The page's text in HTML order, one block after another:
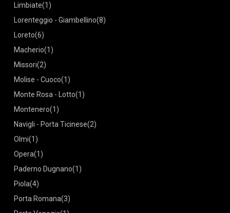
Limbiate(1)
Lorenteggio - Giambellino(8)
Loreto(6)
Macherio(1)
Missori(2)
Molise - Cuoco(1)
Monte Rosa - Lotto(1)
Montenero(1)
Navigli - Porta Ticinese(2)
Olmi(1)
Opera(1)
Paderno Dugnano(1)
Piola(4)
Porta Romana(3)